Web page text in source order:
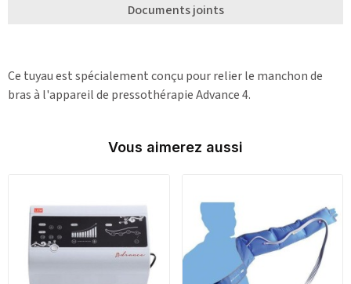
Documents joints
Ce tuyau est spécialement conçu pour relier le manchon de
bras à l'appareil de pressothérapie Advance 4.
Vous aimerez aussi